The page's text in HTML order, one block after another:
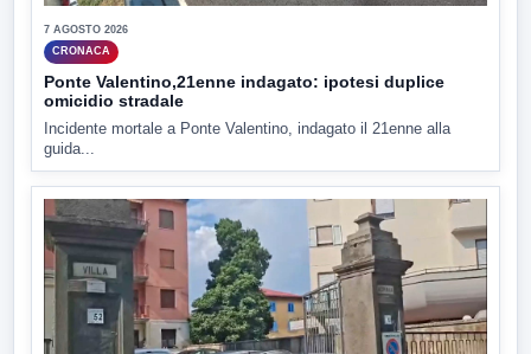
7 AGOSTO 2026
CRONACA
Ponte Valentino,21enne indagato: ipotesi duplice
omicidio stradale
Incidente mortale a Ponte Valentino, indagato il 21enne alla
guida...